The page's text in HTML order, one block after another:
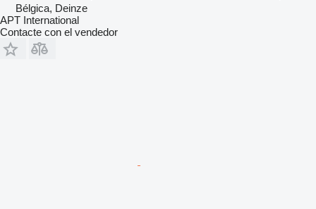
Bélgica, Deinze
APT International
Contacte con el vendedor